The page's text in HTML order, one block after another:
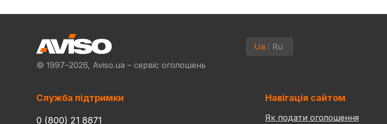
© 1997–2026, Aviso.ua – сервіс оголошень
Ua Ru
Служба підтримки
0 (800) 21 8871
Навігація сайтом
Як подати оголошення